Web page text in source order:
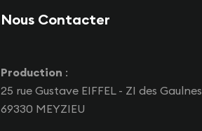
Nous Contacter
Production :
25 rue Gustave EIFFEL - ZI des Gaulnes
69330 MEYZIEU